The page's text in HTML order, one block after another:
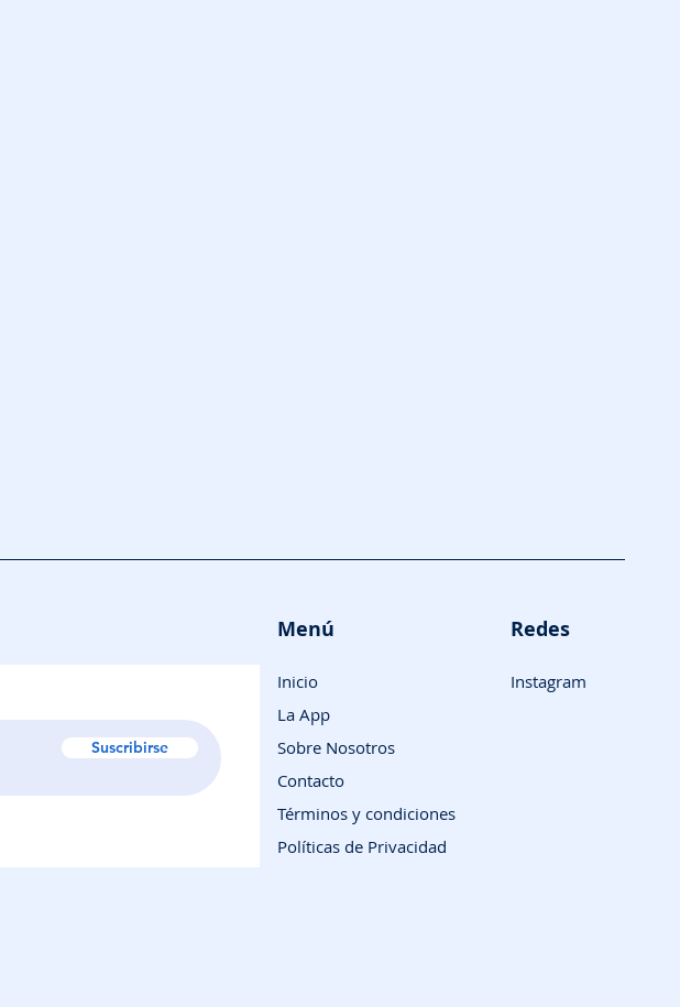
Suscribirse
Menú
Inicio
La App
Sobre Nosotros
Contacto
Términos y condiciones
Políticas de Privacidad
Redes
Instagram